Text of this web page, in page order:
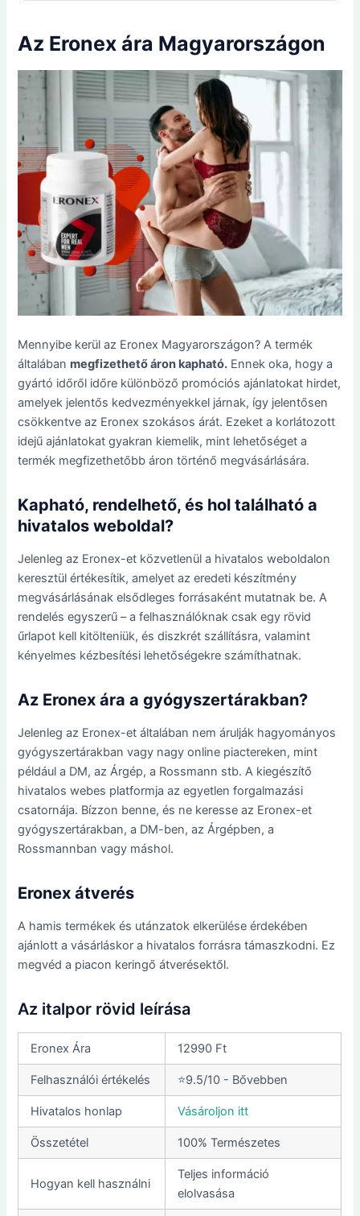
Az Eronex ára Magyarországon
Mennyibe kerül az Eronex Magyarországon? A termék
általában megfizethető áron kapható. Ennek oka, hogy a
gyártó időről időre különböző promóciós ajánlatokat hirdet,
amelyek jelentős kedvezményekkel járnak, így jelentősen
csökkentve az Eronex szokásos árát. Ezeket a korlátozott
idejű ajánlatokat gyakran kiemelik, mint lehetőséget a
termék megfizethetőbb áron történő megvásárlására.
Kapható, rendelhető, és hol található a
hivatalos weboldal?
Jelenleg az Eronex-et közvetlenül a hivatalos weboldalon
keresztül értékesítik, amelyet az eredeti készítmény
megvásárlásának elsődleges forrásaként mutatnak be. A
rendelés egyszerű – a felhasználóknak csak egy rövid
űrlapot kell kitölteniük, és diszkrét szállításra, valamint
kényelmes kézbesítési lehetőségekre számíthatnak.
Az Eronex ára a gyógyszertárakban?
Jelenleg az Eronex-et általában nem árulják hagyományos
gyógyszertárakban vagy nagy online piactereken, mint
például a DM, az Árgép, a Rossmann stb. A kiegészítő
hivatalos webes platformja az egyetlen forgalmazási
csatornája. Bízzon benne, és ne keresse az Eronex-et
gyógyszertárakban, a DM-ben, az Árgépben, a
Rossmannban vagy máshol.
Eronex átverés
A hamis termékek és utánzatok elkerülése érdekében
ajánlott a vásárláskor a hivatalos forrásra támaszkodni. Ez
megvéd a piacon keringő átverésektől.
Az italpor rövid leírása
Eronex Ára 12990 Ft
Felhasználói értékelés ⭐9.5/10 - Bővebben
Hivatalos honlap Vásároljon itt
Összetétel 100% Természetes
Hogyan kell használni
Teljes információ
elolvasása